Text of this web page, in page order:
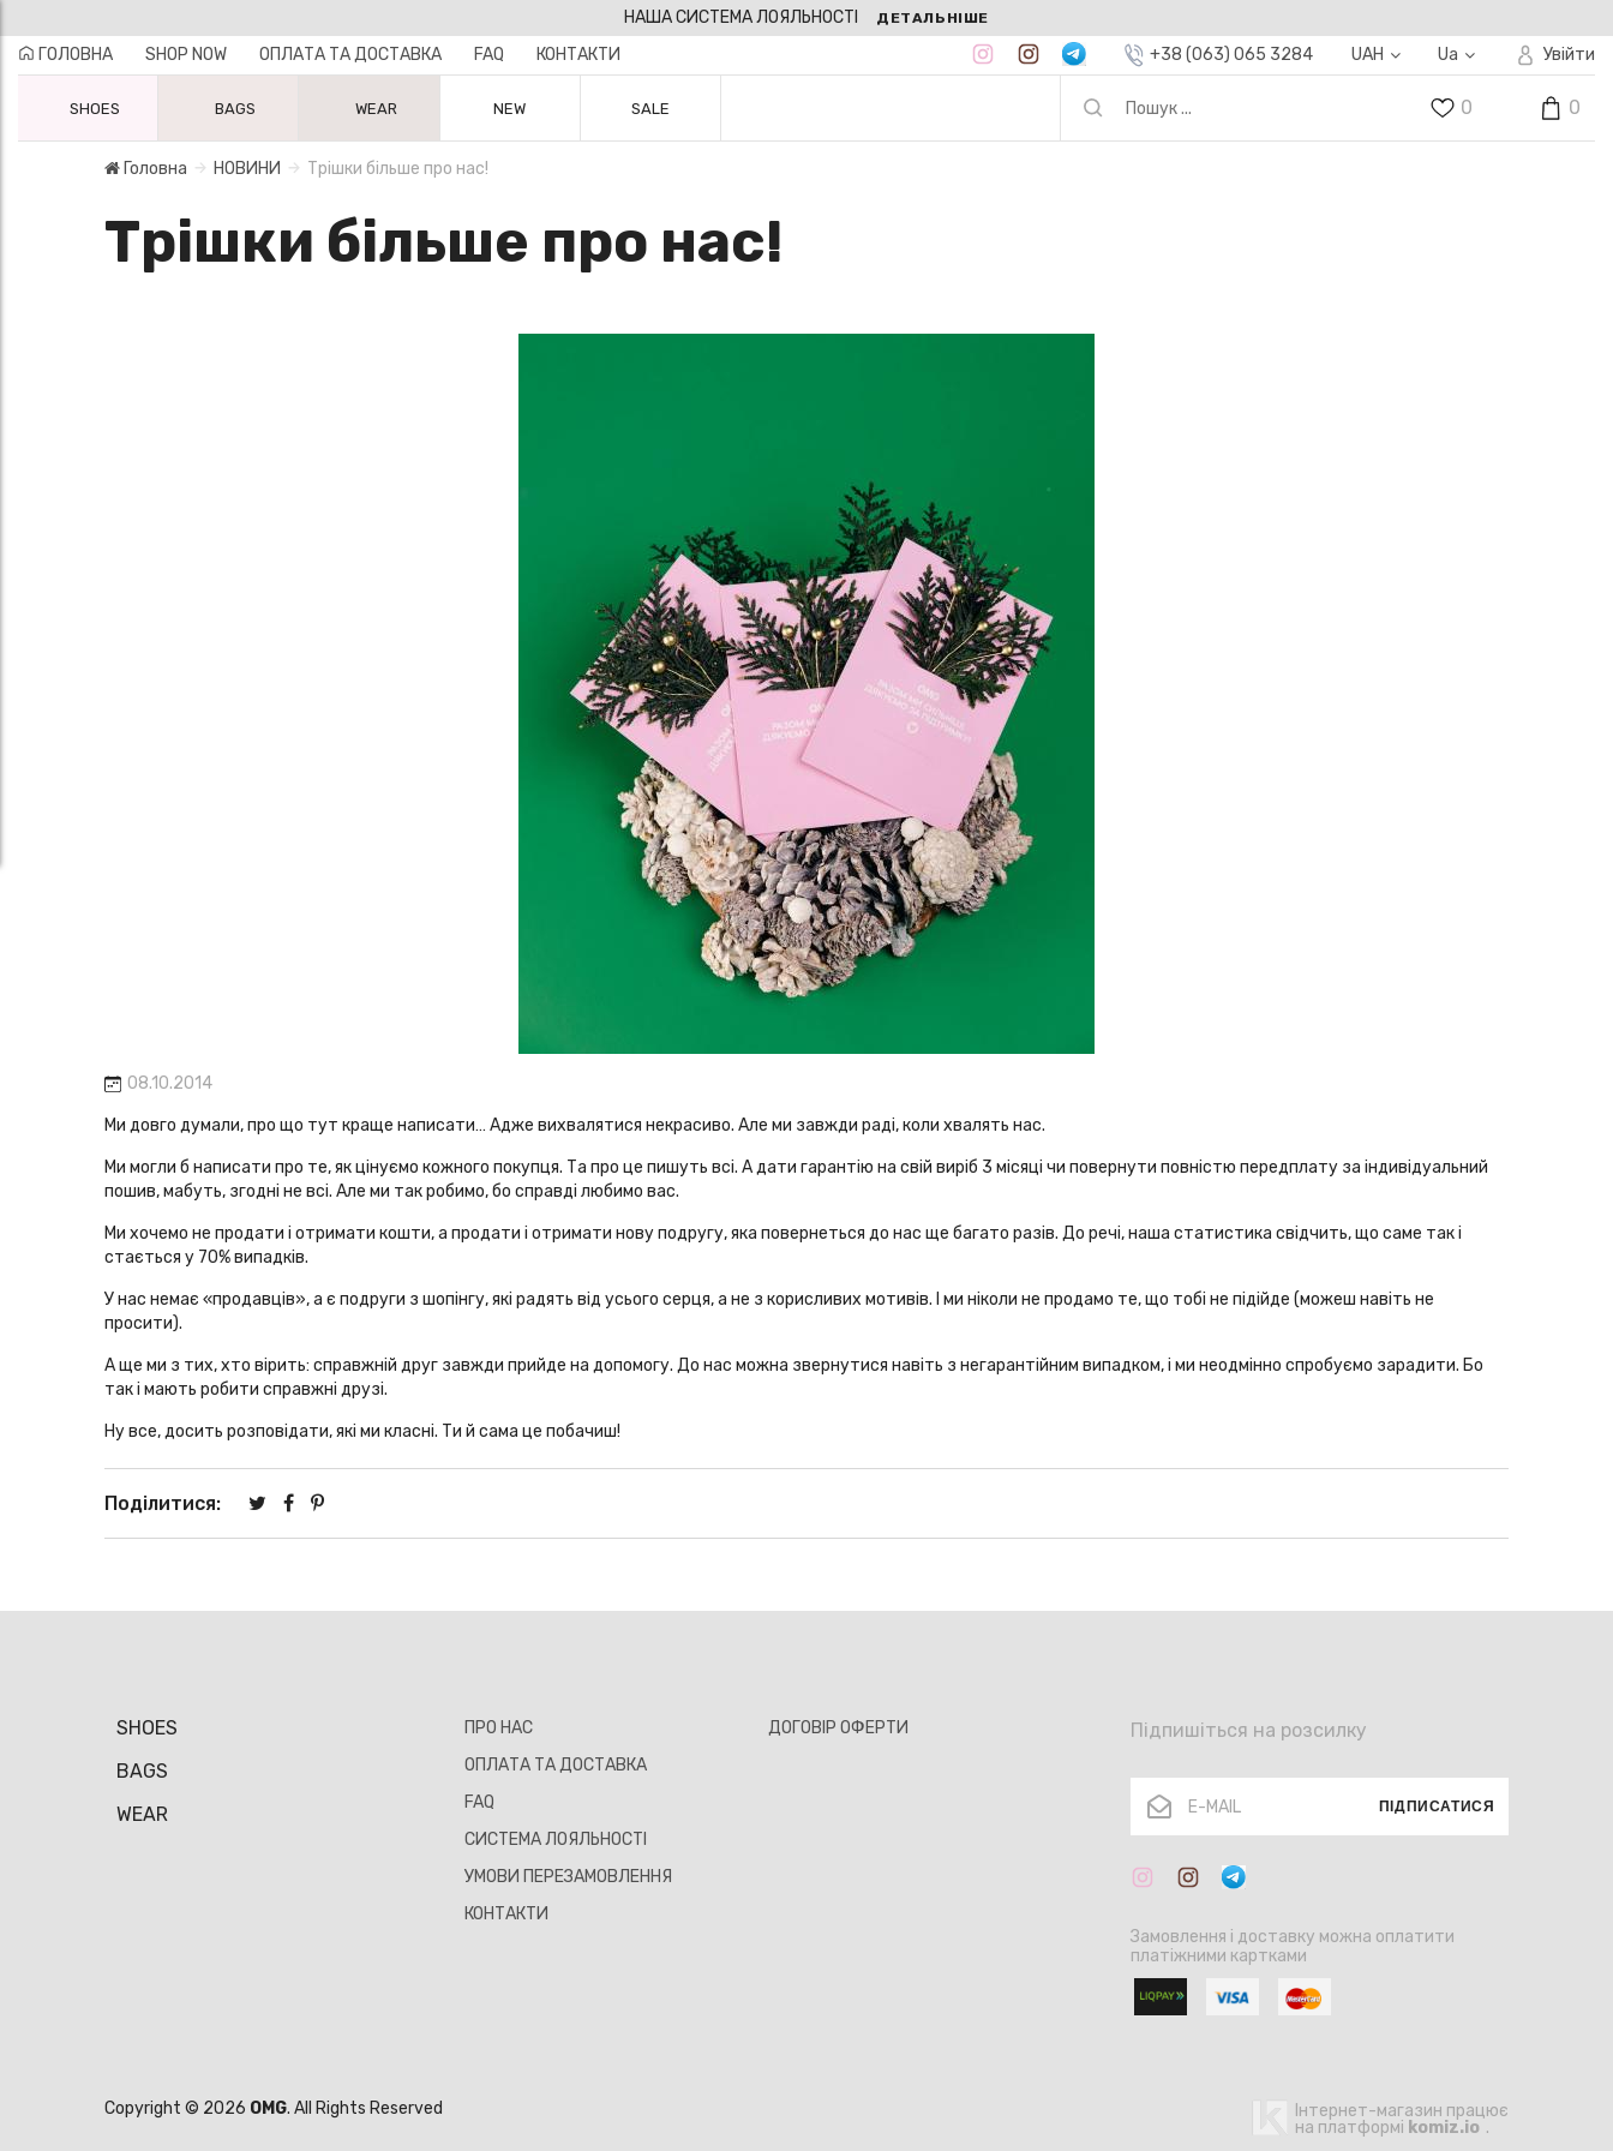
ГОЛОВНА SHOP NOW ОПЛАТА ТА ДОСТАВКА FAQ КОНТАКТИ
НАША СИСТЕМА ЛОЯЛЬНОСТІ ДЕТАЛЬНІШЕ
+38 (063) 065 3284 UAH Ua Увійти
SHOES BAGS WEAR NEW SALE 0 0
Головна НОВИНИ Трішки більше про нас!
Трішки більше про нас!
08.10.2014
Ми довго думали, про що тут краще написати… Адже вихвалятися некрасиво. Але ми завжди раді, коли хвалять нас.
Ми могли б написати про те, як цінуємо кожного покупця. Та про це пишуть всі. А дати гарантію на свій виріб 3 місяці чи повернути повністю передплату за індивідуальний
пошив, мабуть, згодні не всі. Але ми так робимо, бо справді любимо вас.
Ми хочемо не продати і отримати кошти, а продати і отримати нову подругу, яка повернеться до нас ще багато разів. До речі, наша статистика свідчить, що саме так і
стається у 70% випадків.
У нас немає «продавців», а є подруги з шопінгу, які радять від усього серця, а не з корисливих мотивів. І ми ніколи не продамо те, що тобі не підійде (можеш навіть не
просити).
А ще ми з тих, хто вірить: справжній друг завжди прийде на допомогу. До нас можна звернутися навіть з негарантійним випадком, і ми неодмінно спробуємо зарадити. Бо
так і мають робити справжні друзі.
Ну все, досить розповідати, які ми класні. Ти й сама це побачиш!
Поділитися:
SHOES
BAGS
WEAR
ПРО НАС
ОПЛАТА ТА ДОСТАВКА
FAQ
СИСТЕМА ЛОЯЛЬНОСТІ
УМОВИ ПЕРЕЗАМОВЛЕННЯ
КОНТАКТИ
ДОГОВІР ОФЕРТИ Підпишіться на розсилку
ПІДПИСАТИСЯ
Замовлення і доставку можна оплатити
платіжними картками
Copyright © 2026 OMG. All Rights Reserved
Інтернет-магазин працює
на платформі komiz.io .